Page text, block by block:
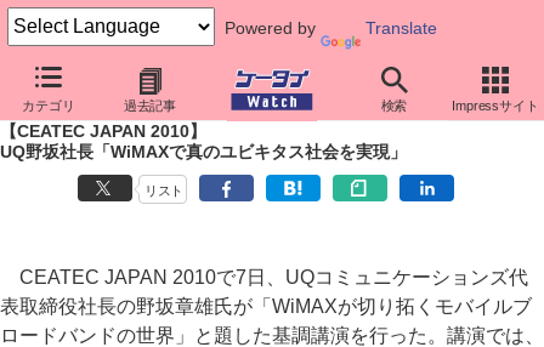
Powered by Translate
カテゴリ 過去記事 検索 Impressサイト
ケータイ Watch イベント CEATEC JAPAN
2010
【CEATEC JAPAN 2010】
UQ野坂社長「WiMAXで真のユビキタス社会を実現」
リスト
CEATEC JAPAN 2010で7日、UQコミュニケーションズ代
表取締役社長の野坂章雄氏が「WiMAXが切り拓くモバイルブ
ロードバンドの世界」と題した基調講演を行った。講演では、